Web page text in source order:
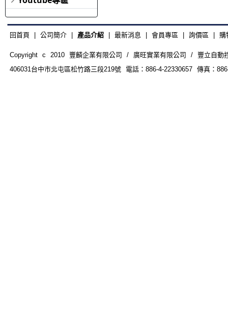
回首頁 公司簡介| 產品介紹| 最新消息 會員專區 詢價區 購
Copyright c 2010 豐麟企業有限公司 / 廣旺實業有限公司 / 豐立自動
406031台中市北屯區松竹路三段219號 電話：886-4-22330657 傳真：